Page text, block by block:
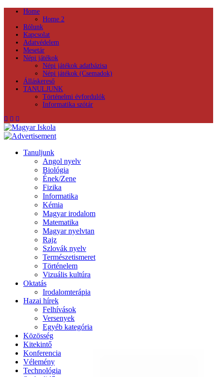
Home
Home 2
Rólunk
Kapcsolat
Adatvédelem
Mesetár
Népi játékok
Népi játékok adatbázisa
Népi játékok (Csemadok)
Álláskereső
TANULJUNK
Történelmi évfordulók
Informatika szótár
Tanuljunk
Angol nyelv
Biológia
Ének/Zene
Fizika
Informatika
Kémia
Magyar irodalom
Matematika
Magyar nyelvtan
Rajz
Szlovák nyelv
Természetismeret
Történelem
Vizuális kultúra
Oktatás
Irodalomterápia
Hazai hírek
Felhívások
Versenyek
Egyéb kategória
Közösség
Kitekintő
Konferencia
Vélemény
Technológia